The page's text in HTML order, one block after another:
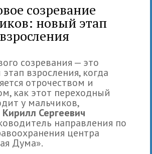
созревание
новый этап
взросления
созревания — это
взросления, когда
отрочеством и
как этот переходный
у мальчиков,
Кирилл Сергеевич
направления по
центра
Дума».